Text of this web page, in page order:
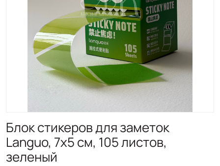
Блок стикеров для заметок
Languo, 7х5 см, 105 листов,
зеленый